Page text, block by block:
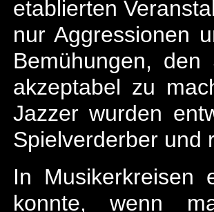
etablierten
nur Aggressionen
Bemühungen,
akzeptabel zu
Jazzer wurden
Spielverderber und
In Musikerkreisen
konnte, wenn